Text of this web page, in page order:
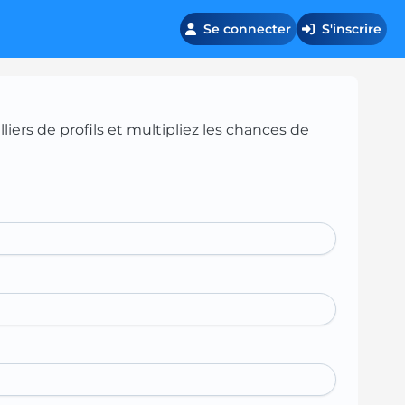
Se connecter S'inscrire
de profils et multipliez les chances de